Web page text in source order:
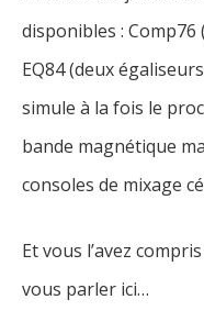
disponibles : Comp76
EQ84 (deux
simule à la fois le
bande magnétique
consoles de mixage
Et vous l’avez
vous parler ici…